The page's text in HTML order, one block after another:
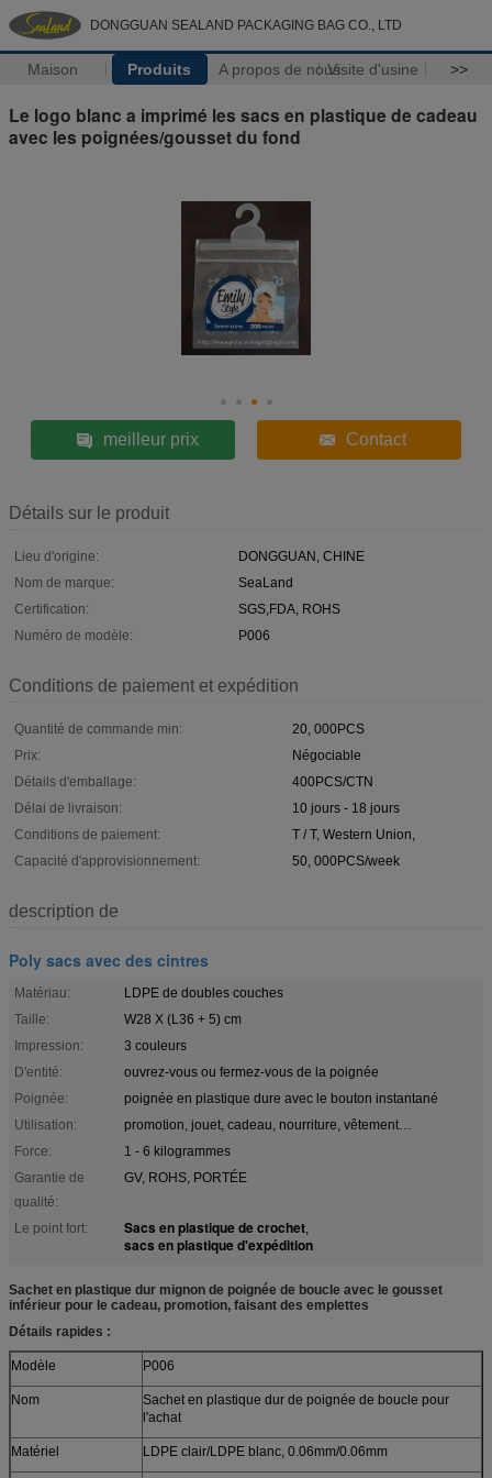
DONGGUAN SEALAND PACKAGING BAG CO., LTD
Maison Produits A propos de nousVisite d'usine >>
Le logo blanc a imprimé les sacs en plastique de cadeau
avec les poignées/gousset du fond
meilleur prix Contact
Détails sur le produit
Lieu d'origine:
DONGGUAN, CHINE
Nom de marque:
SeaLand
Certification:
SGS,FDA, ROHS
Numéro de modèle:
P006
Conditions de paiement et expédition
Quantité de commande min:
20, 000PCS
Prix:
Négociable
Détails d'emballage:
400PCS/CTN
Délai de livraison:
10 jours - 18 jours
Conditions de paiement:
T / T, Western Union,
Capacité d'approvisionnement:
50, 000PCS/week
description de
Poly sacs avec des cintres
Matériau:
LDPE de doubles couches
Taille:
W28 X (L36 + 5) cm
Impression:
3 couleurs
D'entité:
ouvrez-vous ou fermez-vous de la poignée
Poignée:
poignée en plastique dure avec le bouton instantané
Utilisation:
promotion, jouet, cadeau, nourriture, vêtement…
Force:
1 - 6 kilogrammes
Garantie de
qualité:
GV, ROHS, PORTÉE
Le point fort: Sacs en plastique de crochet,
sacs en plastique d'expédition
Sachet en plastique dur mignon de poignée de boucle avec le gousset
inférieur pour le cadeau, promotion, faisant des emplettes
Détails rapides :
Modèle P006
Nom
Sachet en plastique dur de poignée de boucle pour
l'achat
Matériel LDPE clair/LDPE blanc, 0.06mm/0.06mm